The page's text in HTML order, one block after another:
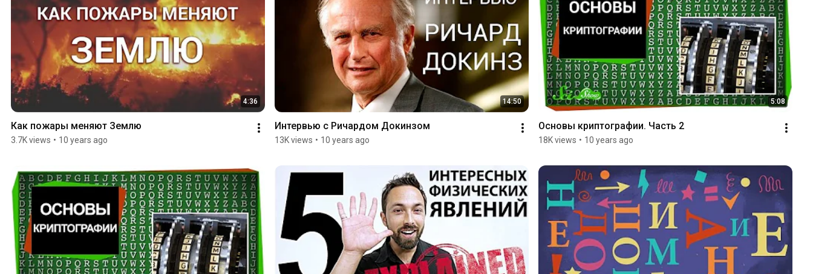
4:36
Как пожары меняют Землю
3.7K views • 10 years ago
14:50
Интервью с Ричардом Докинзом
13K views • 10 years ago
5:08
Основы криптографии. Часть 2
18K views • 10 years ago